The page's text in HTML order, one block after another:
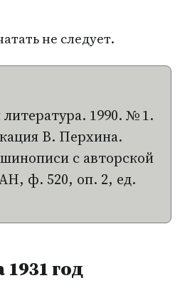
не следует.
1990. № 1.
В. Перхина.
с авторской
ф. 520, оп. 2, ед.
год